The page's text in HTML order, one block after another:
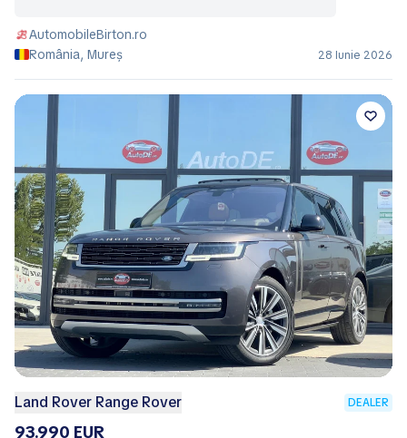
AutomobileBirton.ro
România, Mureș
28 Iunie 2026
Land Rover Range Rover DEALER
93.990 EUR